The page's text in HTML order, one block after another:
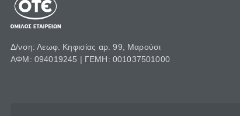
Δ/νση: Λεωφ. Κηφισίας αρ. 99, Μαρούσι
ΑΦΜ: 094019245 | ΓΕΜΗ: 001037501000